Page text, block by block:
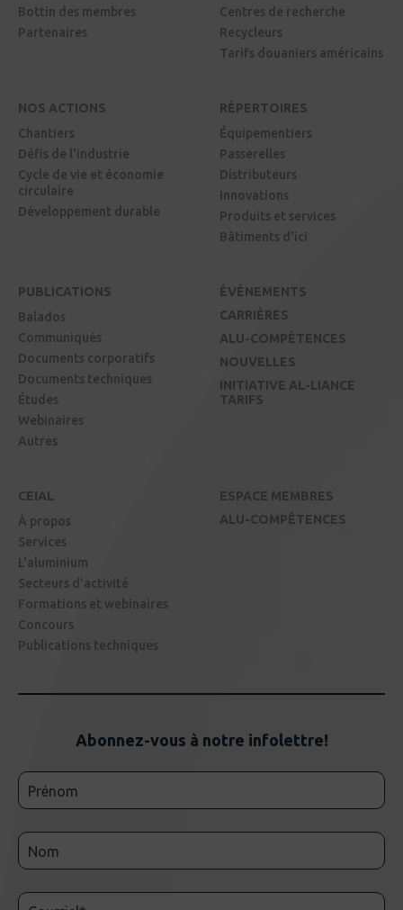
Bottin des membres
Partenaires
Centres de recherche
Recycleurs
Tarifs douaniers américains
NOS ACTIONS
Chantiers
Défis de l'industrie
Cycle de vie et économie
circulaire
Développement durable
RÉPERTOIRES
Équipementiers
Passerelles
Distributeurs
Innovations
Produits et services
Bâtiments d'ici
PUBLICATIONS
Balados
Communiqués
Documents corporatifs
Documents techniques
Études
Webinaires
Autres
ÉVÉNEMENTS
CARRIÈRES
ALU-COMPÉTENCES
NOUVELLES
INITIATIVE AL-LIANCE
TARIFS
CEIAL
À propos
Services
L'aluminium
Secteurs d'activité
Formations et webinaires
Concours
Publications techniques
ESPACE MEMBRES
ALU-COMPÉTENCES
Abonnez-vous à notre infolettre!